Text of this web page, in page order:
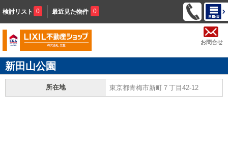
検討リスト 0 最近見た物件 0
お問合せ
新田山公園
所在地 東京都青梅市新町７丁目42-12